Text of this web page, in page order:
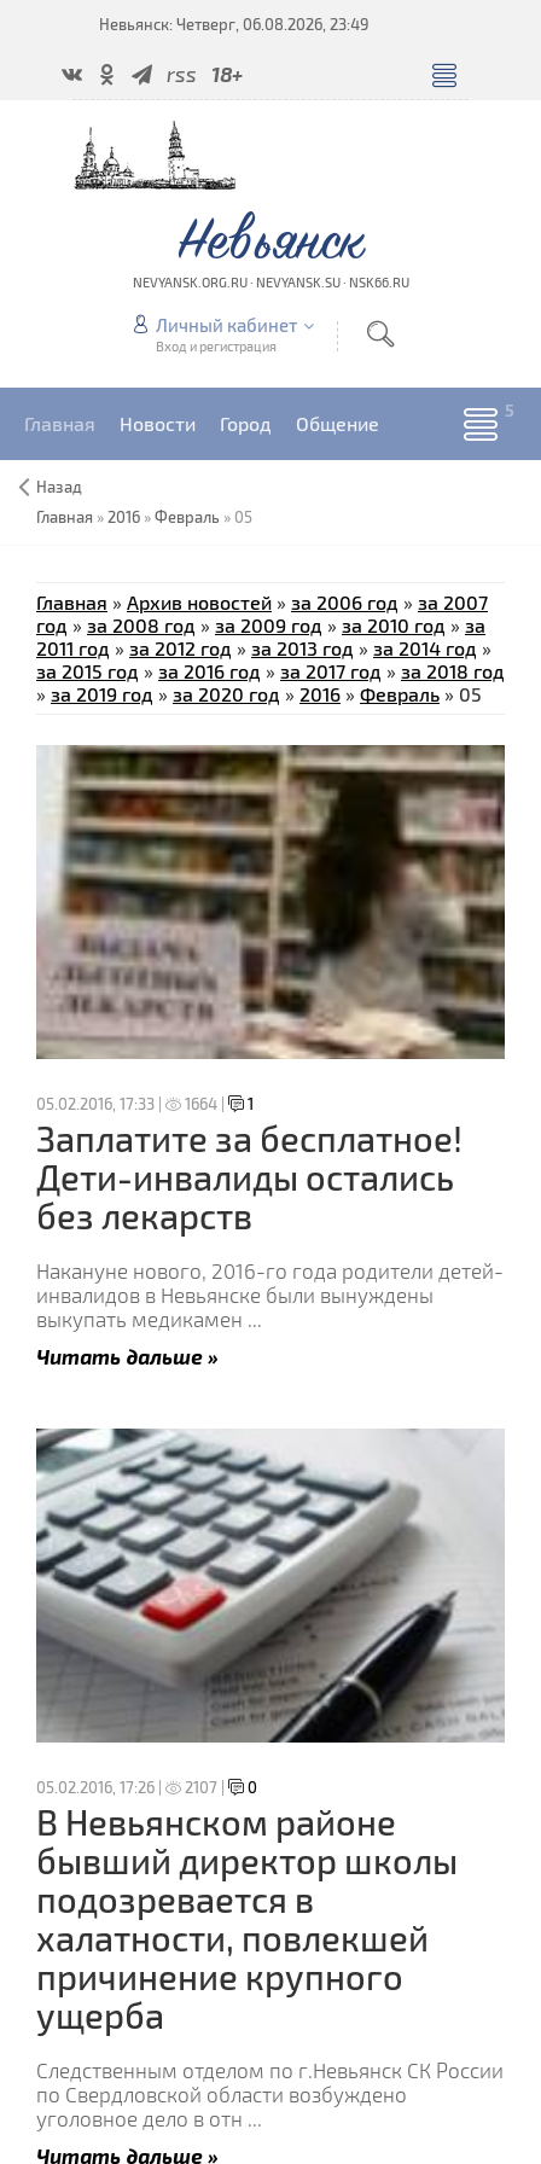
Невьянск: Четверг, 06.08.2026, 23:49
rss 18+
Невьянск
NEVYANSK.ORG.RU · NEVYANSK.SU · NSK66.RU
Личный кабинет
Вход и регистрация
Главная Новости Город Общение
Назад
Главная » 2016 »Февраль » 05
Главная » Архив новостей » за 2006 год » за 2007
год » за 2008 год » за 2009 год » за 2010 год » за
2011 год » за 2012 год » за 2013 год » за 2014 год »
за 2015 год » за 2016 год » за 2017 год » за 2018 год
» за 2019 год » за 2020 год » 2016 » Февраль » 05
05.02.2016, 17:33 | 1664 | 1
Заплатите за бесплатное!
Дети-инвалиды остались
без лекарств
Накануне нового, 2016-го года родители детей-
инвалидов в Невьянске были вынуждены
выкупать медикамен ...
Читать дальше »
05.02.2016, 17:26 | 2107 | 0
В Невьянском районе
бывший директор школы
подозревается в
халатности, повлекшей
причинение крупного
ущерба
Следственным отделом по г.Невьянск СК России
по Свердловской области возбуждено
уголовное дело в отн ...
Читать дальше »